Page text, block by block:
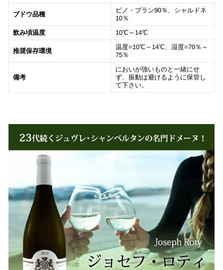
ブドウ品種
ピノ・ブラン90％、シャルドネ
10％
飲み頃温度
10℃～14℃
推奨保存環境
温度=10℃～14℃、湿度=70％～
75％
備考
においが強いものと一緒にせ
ず、振動は避けるように保管し
て下さい。